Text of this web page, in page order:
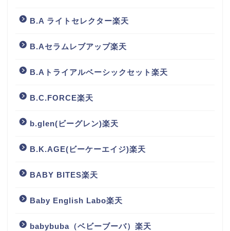
B.A ライトセレクター楽天
B.Aセラムレブアップ楽天
B.Aトライアルベーシックセット楽天
B.C.FORCE楽天
b.glen(ビーグレン)楽天
B.K.AGE(ビーケーエイジ)楽天
BABY BITES楽天
Baby English Labo楽天
babybuba（ベビーブーバ）楽天